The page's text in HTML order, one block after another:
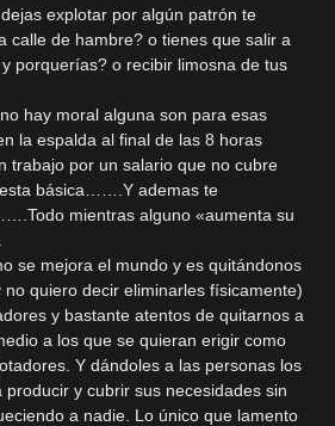
explotar por algún patrón te
calle de hambre? o tienes que salir a
porquerías? o recibir limosna de tus
hay moral alguna son para esas
la espalda al final de las 8 horas
trabajo por un salario que no cubre
básica…….Y ademas te
mientras alguno «aumenta su
se mejora el mundo y es quitándonos
no quiero decir eliminarles físicamente)
y bastante atentos de quitarnos a
a los que se quieran erigir como
Y dándoles a las personas los
producir y cubrir sus necesidades sin
a nadie. Lo único que lamento